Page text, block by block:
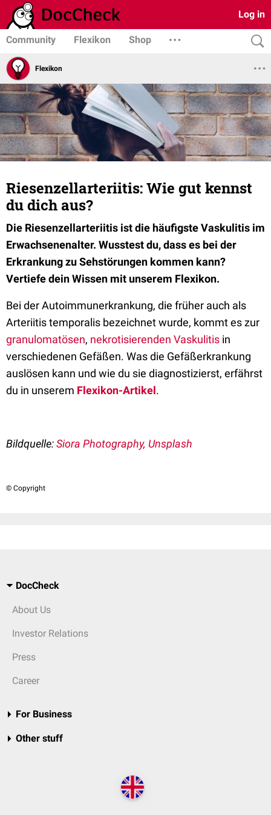
Log in
Community Flexikon Shop
Flexikon
Riesenzellarteriitis: Wie gut kennst
du dich aus?
Die Riesenzellarteriitis ist die häufigste Vaskulitis im
Erwachsenenalter. Wusstest du, dass es bei der
Erkrankung zu Sehstörungen kommen kann?
Vertiefe dein Wissen mit unserem Flexikon.
Bei der Autoimmunerkrankung, die früher auch als
Arteriitis temporalis bezeichnet wurde, kommt es zur
granulomatösen, nekrotisierenden Vaskulitis in
verschiedenen Gefäßen. Was die Gefäßerkrankung
auslösen kann und wie du sie diagnostizierst, erfährst
du in unserem Flexikon-Artikel.
Bildquelle:Siora Photography, Unsplash
© Copyright
DocCheck
About Us
Investor Relations
Press
Career
For Business
Other stuff